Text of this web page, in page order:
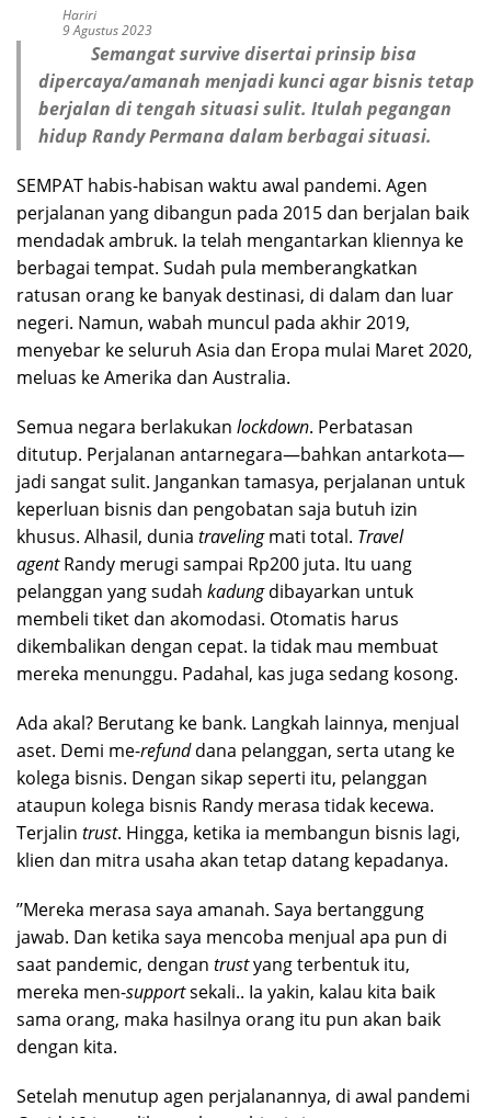
Hariri
9 Agustus 2023
Semangat survive disertai prinsip bisa
dipercaya/amanah menjadi kunci agar bisnis tetap
berjalan di tengah situasi sulit. Itulah pegangan
hidup Randy Permana dalam berbagai situasi.
SEMPAT habis-habisan waktu awal pandemi. Agen
perjalanan yang dibangun pada 2015 dan berjalan baik
mendadak ambruk. Ia telah mengantarkan kliennya ke
berbagai tempat. Sudah pula memberangkatkan
ratusan orang ke banyak destinasi, di dalam dan luar
negeri. Namun, wabah muncul pada akhir 2019,
menyebar ke seluruh Asia dan Eropa mulai Maret 2020,
meluas ke Amerika dan Australia.
Semua negara berlakukan lockdown. Perbatasan
ditutup. Perjalanan antarnegara—bahkan antarkota—
jadi sangat sulit. Jangankan tamasya, perjalanan untuk
keperluan bisnis dan pengobatan saja butuh izin
khusus. Alhasil, dunia travelingmati total. Travel
agentRandy merugi sampai Rp200 juta. Itu uang
pelanggan yang sudah kadungdibayarkan untuk
membeli tiket dan akomodasi. Otomatis harus
dikembalikan dengan cepat. Ia tidak mau membuat
mereka menunggu. Padahal, kas juga sedang kosong.
Ada akal? Berutang ke bank. Langkah lainnya, menjual
aset. Demi me-refunddana pelanggan, serta utang ke
kolega bisnis. Dengan sikap seperti itu, pelanggan
ataupun kolega bisnis Randy merasa tidak kecewa.
Terjalin trust. Hingga, ketika ia membangun bisnis lagi,
klien dan mitra usaha akan tetap datang kepadanya.
’’Mereka merasa saya amanah. Saya bertanggung
jawab. Dan ketika saya mencoba menjual apa pun di
saat pandemic, dengan trustyang terbentuk itu,
mereka men-supportsekali.. Ia yakin, kalau kita baik
sama orang, maka hasilnya orang itu pun akan baik
dengan kita.
Setelah menutup agen perjalanannya, di awal pandemi